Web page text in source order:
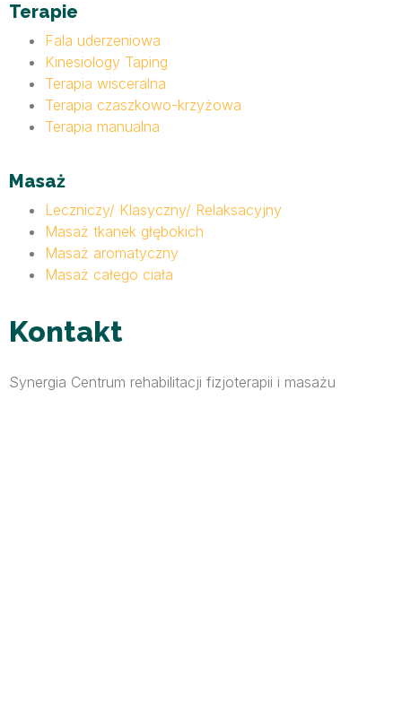
Terapie
Fala uderzeniowa
Kinesiology Taping
Terapia wisceralna
Terapia czaszkowo-krzyżowa
Terapia manualna
Masaż
Leczniczy/ Klasyczny/ Relaksacyjny
Masaż tkanek głębokich
Masaż aromatyczny
Masaż całego ciała
Kontakt
Synergia Centrum rehabilitacji fizjoterapii i masażu